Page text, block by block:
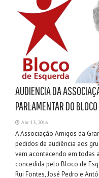
AUDIENCIA DA
PARLAMENTAR DO
Abr 13, 2016
A Associação Amigos da
pedidos de audiência aos
vem acontecendo em todas
concedida pelo Bloco de
Rui Fontes, José Pedro e